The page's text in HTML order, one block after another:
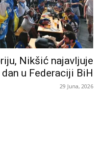
Nikšić najavljuje
u Federaciji BiH
29 Juna, 2026